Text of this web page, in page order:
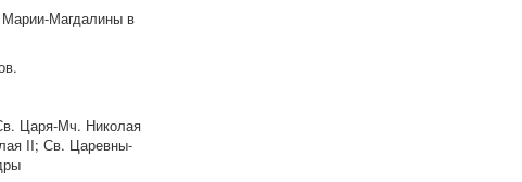
Магдалины в
Царя-Мч. Николая
II; Св. Царевны-